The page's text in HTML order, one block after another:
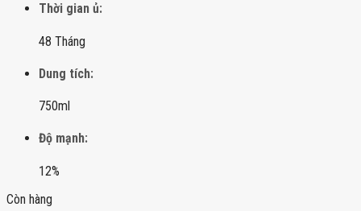
Thời gian ủ:
48 Tháng
Dung tích:
750ml
Độ mạnh:
12%
Còn hàng